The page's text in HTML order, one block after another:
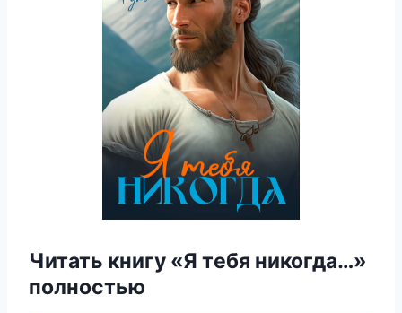
Читать книгу «Я тебя никогда…»
полностью